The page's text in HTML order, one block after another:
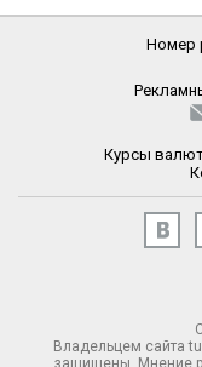
Номер
Курсы
Владельцем сайта
защищены. Мнение